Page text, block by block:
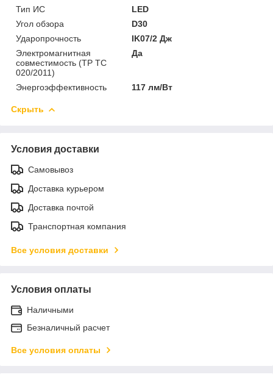
Тип ИС
LED
Угол обзора
D30
Ударопрочность
IK07/2 Дж
Электромагнитная
совместимость (ТР ТС
020/2011)
Да
Энергоэффективность 117 лм/Вт
Скрыть
Условия доставки
Самовывоз
Доставка курьером
Доставка почтой
Транспортная компания
Все условия доставки
Условия оплаты
Наличными
Безналичный расчет
Все условия оплаты